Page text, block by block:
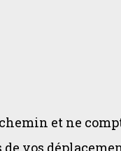
et ne